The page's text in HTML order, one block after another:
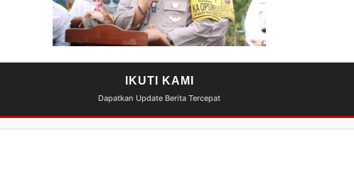
IKUTI KAMI
Dapatkan Update Berita Tercepat